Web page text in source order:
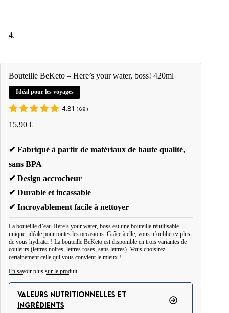
Bouteille BeKeto – Here’s your water, boss! 420ml
Idéal pour les voyages
4.81 ( 69 )
15,90 €
✔ Fabriqué à partir de matériaux de haute qualité,
sans BPA
✔ Design accrocheur
✔ Durable et incassable
✔ Incroyablement facile à nettoyer
La bouteille d’eau Here’s your water, boss est une bouteille réutilisable
unique, idéale pour toutes les occasions. Grâce à elle, vous n’oublierez plus
de vous hydrater ! La bouteille BeKeto est disponible en trois variantes de
couleurs (lettres noires, lettres roses, sans lettres). Vous choisirez
certainement celle qui vous convient le mieux !
En savoir plus sur le produit
La bouteille d'eau Here's your water bottle, boss ! a été créée pour remplacer
les emballages jetables, qui sont constamment achetés et jetés, polluant ainsi
l'environnement. D'une forme unique, la bouteille BeKeto rend le
VALEURS NUTRITIONNELLES ET
INGRÉDIENTS